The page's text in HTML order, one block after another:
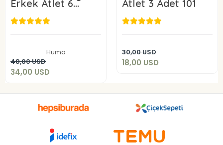
Erkek Atlet 6
ADET 101-
Huma
48,00 USD
34,00 USD
Sepete Ekle
Atlet 3 Adet 101
30,00 USD
18,00 USD
18,00 USD